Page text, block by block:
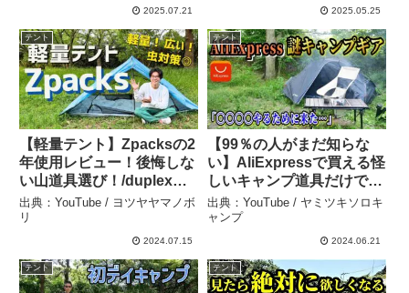
2025.07.21
水 通気 遮光 簡単設営 1-2
人用 キャンプ用 アウト –
レビューの世界
2025.05.25
テント
【軽量テント】Zpacksの2
年使用レビュー！後悔しな
い山道具選び！/duplex
tent/デュプレックステント
– ヨツヤヤマノボリ
出典：YouTube / ヨツヤヤマノボ
リ
2024.07.15
テント
【99％の人がまだ知らな
い】AliExpressで買える怪
しいキャンプ道具だけでキ
ャンプしてみた結果… – ヤ
ミツキソロキャンプ
出典：YouTube / ヤミツキソロキ
ャンプ
2024.06.21
テント テント